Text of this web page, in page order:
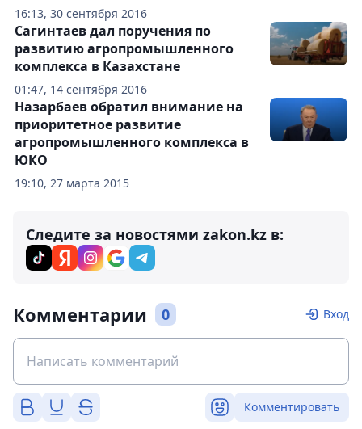
16:13, 30 сентября 2016
01:47, 14 сентября 2016
Сагинтаев дал поручения по
развитию агропромышленного
комплекса в Казахстане
19:10, 27 марта 2015
Назарбаев обратил внимание на
приоритетное развитие
агропромышленного комплекса в
ЮКО
Следите за новостями zakon.kz в:
Комментарии 0 Вход
Комментировать